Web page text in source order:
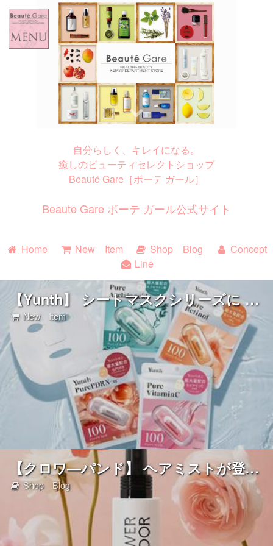
Home
New Item
Shop Blog
Concept
自分らしく、キレイになる。
癒しのビューティセレクトショップ
Beauté Gare［ボーテ ガール］
Beaute Gare ボーテ ガール公式サイト
Home New Item Shop Blog
Concept
Line
【Yunth】 シートマスクシリーズに 新アイテム登場！
New Item
【クロワ―パンド】 ヘアミストが登場！
Shop Blog